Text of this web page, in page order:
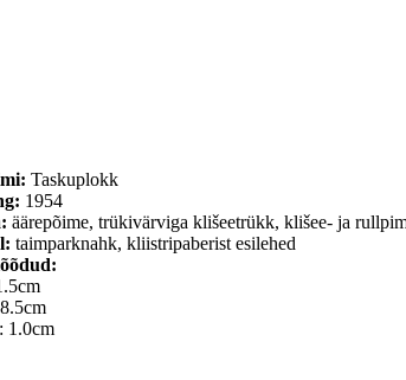
Taskuplokk
1954
äärepõime, trükivärviga klišeetrükk, klišee- ja
taimparknahk, kliistripaberist esilehed
1.0cm